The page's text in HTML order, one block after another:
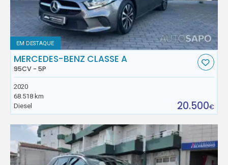
EM DESTAQUE
MERCEDES-BENZ CLASSE A
95CV - 5P
2020
68.518 km
Diesel
20.500€